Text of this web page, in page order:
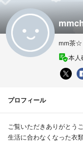
mm茶☆
本人
プロフィール
ご覧いただきありがとう
生活に合わなくなった衣